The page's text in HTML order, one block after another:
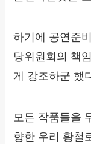
하기에 공연준
당위원회의 책
게 강조하군 했
모든 작품들을
향한 우리 황철